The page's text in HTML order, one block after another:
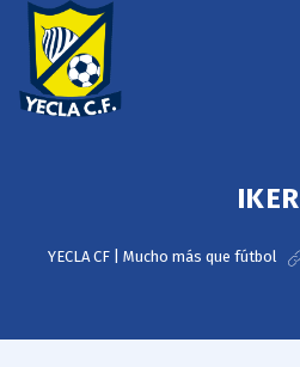
IKER
YECLA CF | Mucho más que fútbol